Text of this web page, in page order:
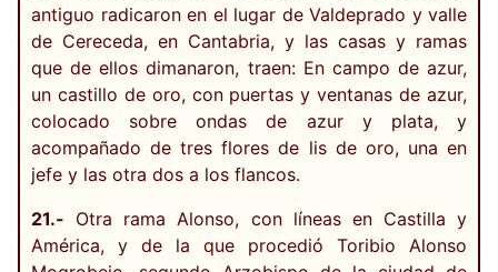
antiguo radicaron en el lugar de Valdeprado y valle
de Cereceda, en Cantabria, y las casas y ramas
que de ellos dimanaron, traen: En campo de azur,
un castillo de oro, con puertas y ventanas de azur,
colocado sobre ondas de azur y plata, y
acompañado de tres flores de lis de oro, una en
jefe y las otra dos a los flancos.
21.- Otra rama Alonso, con líneas en Castilla y
América, y de la que procedió Toribio Alonso